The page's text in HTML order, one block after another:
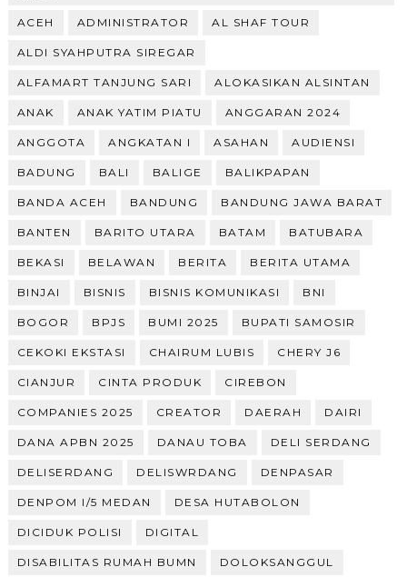
ACEH ADMINISTRATOR AL SHAF TOUR
ALDI SYAHPUTRA SIREGAR
ALFAMART TANJUNG SARI ALOKASIKAN ALSINTAN
ANAK ANAK YATIM PIATU ANGGARAN 2024
ANGGOTA ANGKATAN I ASAHAN AUDIENSI
BADUNG BALI BALIGE BALIKPAPAN
BANDA ACEH BANDUNG BANDUNG JAWA BARAT
BANTEN BARITO UTARA BATAM BATUBARA
BEKASI BELAWAN BERITA BERITA UTAMA
BINJAI BISNIS BISNIS KOMUNIKASI BNI
BOGOR BPJS BUMI 2025 BUPATI SAMOSIR
CEKOKI EKSTASI CHAIRUM LUBIS CHERY J6
CIANJUR CINTA PRODUK CIREBON
COMPANIES 2025 CREATOR DAERAH DAIRI
DANA APBN 2025 DANAU TOBA DELI SERDANG
DELISERDANG DELISWRDANG DENPASAR
DENPOM I/5 MEDAN DESA HUTABOLON
DICIDUK POLISI DIGITAL
DISABILITAS RUMAH BUMN DOLOKSANGGUL